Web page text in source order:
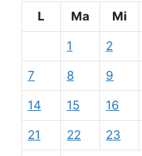
L
Ma Mi
1 2
7 8 9
14 15 16
21 22 23